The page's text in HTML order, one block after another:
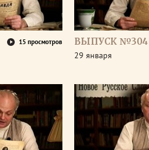
15 просмотров ВЫПУСК №304
29 января